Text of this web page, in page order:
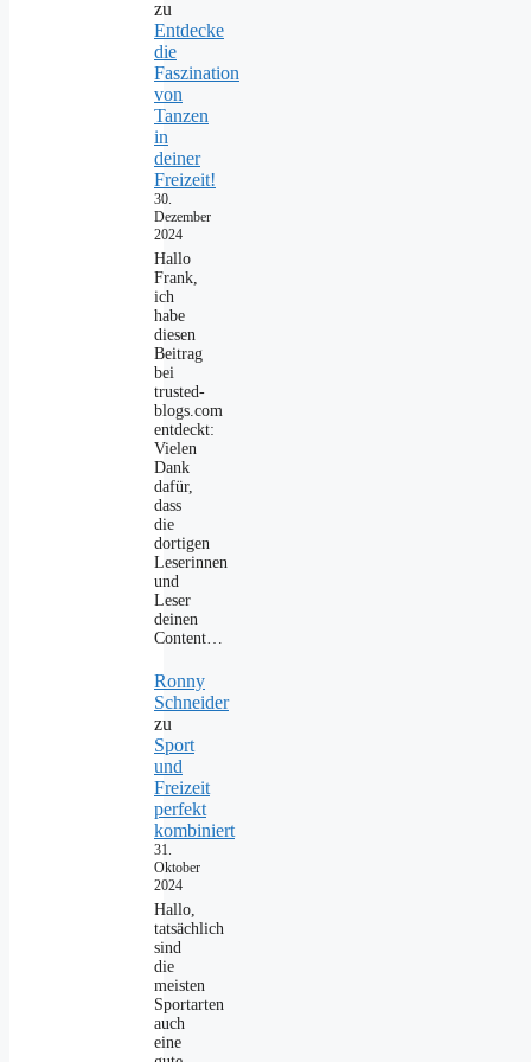
zu
Entdecke
die
Faszination
von
Tanzen
in
deiner
Freizeit!
30.
Dezember
2024
Hallo
Frank,
ich
habe
diesen
Beitrag
bei
trusted-
blogs.com
entdeckt:
Vielen
Dank
dafür,
dass
die
dortigen
Leserinnen
und
Leser
deinen
Content…
Ronny
Schneider
zu
Sport
und
Freizeit
perfekt
kombiniert
31.
Oktober
2024
Hallo,
tatsächlich
sind
die
meisten
Sportarten
auch
eine